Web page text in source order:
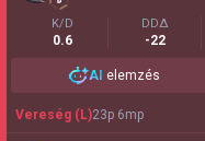
K/D
0.6
DDΔ
-22
AI elemzés
Vereség (L)23p 6mp